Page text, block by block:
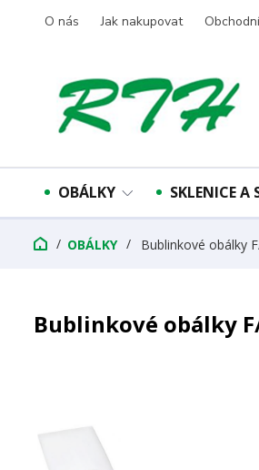
O nás Jak nakupovat
OBÁLKY SKLENICE A
OBÁLKY Bublinkové obálky
Bublinkové obálky